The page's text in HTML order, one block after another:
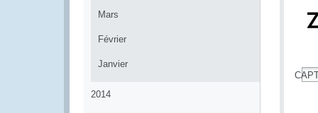
Mars
Février
Janvier
2014